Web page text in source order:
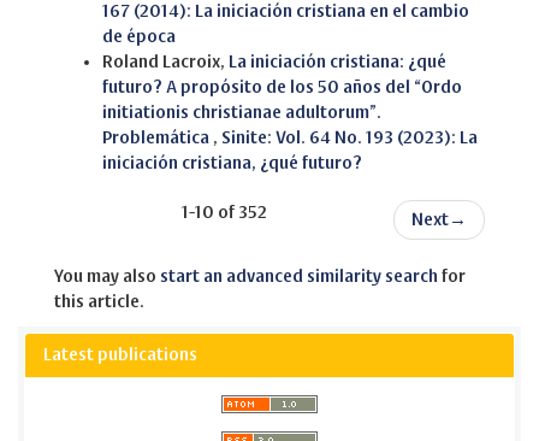
167 (2014): La iniciación cristiana en el cambio
de época
Roland Lacroix, La iniciación cristiana: ¿qué
futuro? A propósito de los 50 años del “Ordo
initiationis christianae adultorum”.
Problemática , Sinite: Vol. 64 No. 193 (2023): La
iniciación cristiana, ¿qué futuro?
1-10 of 352 Next →
You may also start an advanced similarity search for
this article.
Latest publications